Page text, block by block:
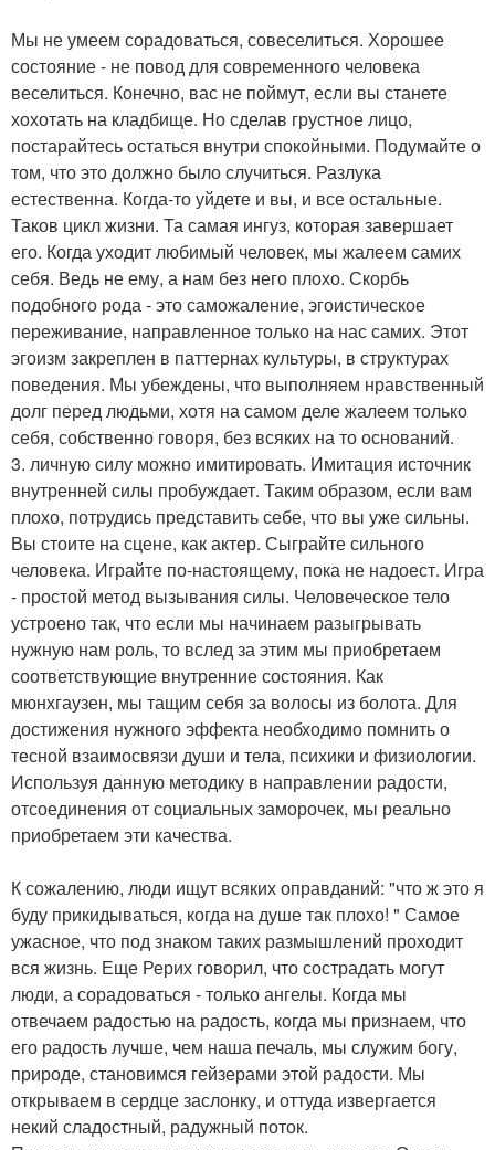
Мы не умеем сорадоваться, совеселиться. Хорошее
состояние - не повод для современного человека
веселиться. Конечно, вас не поймут, если вы станете
хохотать на кладбище. Но сделав грустное лицо,
постарайтесь остаться внутри спокойными. Подумайте о
том, что это должно было случиться. Разлука
естественна. Когда-то уйдете и вы, и все остальные.
Таков цикл жизни. Та самая ингуз, которая завершает
его. Когда уходит любимый человек, мы жалеем самих
себя. Ведь не ему, а нам без него плохо. Скорбь
подобного рода - это саможаление, эгоистическое
переживание, направленное только на нас самих. Этот
эгоизм закреплен в паттернах культуры, в структурах
поведения. Мы убеждены, что выполняем нравственный
долг перед людьми, хотя на самом деле жалеем только
себя, собственно говоря, без всяких на то оснований.
3. личную силу можно имитировать. Имитация источник
внутренней силы пробуждает. Таким образом, если вам
плохо, потрудись представить себе, что вы уже сильны.
Вы стоите на сцене, как актер. Сыграйте сильного
человека. Играйте по-настоящему, пока не надоест. Игра
- простой метод вызывания силы. Человеческое тело
устроено так, что если мы начинаем разыгрывать
нужную нам роль, то вслед за этим мы приобретаем
соответствующие внутренние состояния. Как
мюнхгаузен, мы тащим себя за волосы из болота. Для
достижения нужного эффекта необходимо помнить о
тесной взаимосвязи души и тела, психики и физиологии.
Используя данную методику в направлении радости,
отсоединения от социальных заморочек, мы реально
приобретаем эти качества.
К сожалению, люди ищут всяких оправданий: "что ж это я
буду прикидываться, когда на душе так плохо! " Самое
ужасное, что под знаком таких размышлений проходит
вся жизнь. Еще Рерих говорил, что сострадать могут
люди, а сорадоваться - только ангелы. Когда мы
отвечаем радостью на радость, когда мы признаем, что
его радость лучше, чем наша печаль, мы служим богу,
природе, становимся гейзерами этой радости. Мы
открываем в сердце заслонку, и оттуда извергается
некий сладостный, радужный поток.